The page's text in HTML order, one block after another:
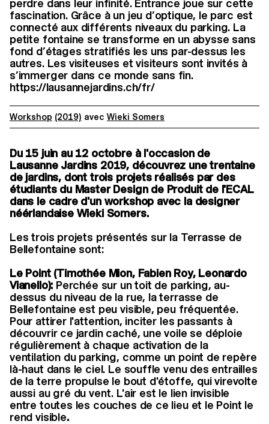
perdre dans leur infinité. Entrance joue sur cette
fascination. Grâce à un jeu d’optique, le parc est
connecté aux différents niveaux du parking. La
petite fontaine se transforme en un abysse sans
fond d’étages stratifiés les uns par-dessus les
autres. Les visiteuses et visiteurs sont invités à
s’immerger dans ce monde sans fin.
https://lausannejardins.ch/fr/
Workshop (2019) avec Wieki Somers
Du 15 juin au 12 octobre à l'occasion de
Lausanne Jardins 2019, découvrez une trentaine
de jardins, dont trois projets réalisés par des
étudiants du Master Design de Produit de l'ECAL
dans le cadre d'un workshop avec la designer
néérlandaise Wieki Somers.
Les trois projets présentés sur la Terrasse de
Bellefontaine sont:
Le Point (Timothée Mion, Fabien Roy, Leonardo
Vianello): Perchée sur un toit de parking, au-
dessus du niveau de la rue, la terrasse de
Bellefontaine est peu visible, peu fréquentée.
Pour attirer l'attention, inciter les passants à
découvrir ce jardin caché, une voile se déploie
régulièrement à chaque activation de la
ventilation du parking, comme un point de repère
là-haut dans le ciel. Le souffle venu des entrailles
de la terre propulse le bout d'étoffe, qui virevolte
aussi au gré du vent. L'air est le lien invisible
entre toutes les couches de ce lieu et le Point le
rend visible.